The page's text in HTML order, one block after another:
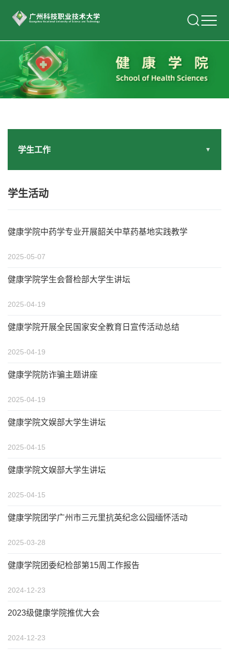
学生工作 ▼
学生活动
健康学院中药学专业开展韶关中草药基地实践教学
2025-05-07
健康学院学生会督检部大学生讲坛
2025-04-19
健康学院开展全民国家安全教育日宣传活动总结
2025-04-19
健康学院防诈骗主题讲座
2025-04-19
健康学院文娱部大学生讲坛
2025-04-15
健康学院文娱部大学生讲坛
2025-04-15
健康学院团学广州市三元里抗英纪念公园缅怀活动
2025-03-28
健康学院团委纪检部第15周工作报告
2024-12-23
2023级健康学院推优大会
2024-12-23